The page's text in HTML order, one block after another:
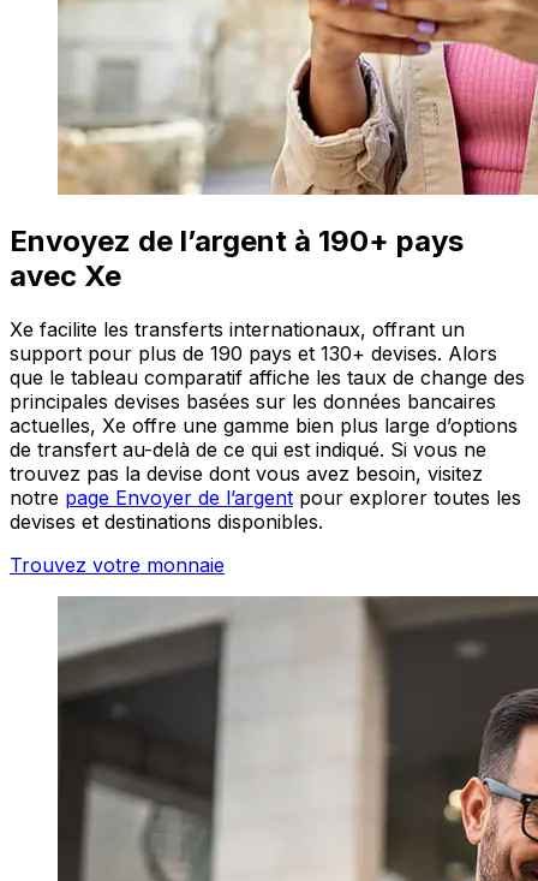
Envoyez de l’argent à 190+ pays
avec Xe
Xe facilite les transferts internationaux, offrant un
support pour plus de 190 pays et 130+ devises. Alors
que le tableau comparatif affiche les taux de change des
principales devises basées sur les données bancaires
actuelles, Xe offre une gamme bien plus large d’options
de transfert au-delà de ce qui est indiqué. Si vous ne
trouvez pas la devise dont vous avez besoin, visitez
notre page Envoyer de l’argent pour explorer toutes les
devises et destinations disponibles.
Trouvez votre monnaie